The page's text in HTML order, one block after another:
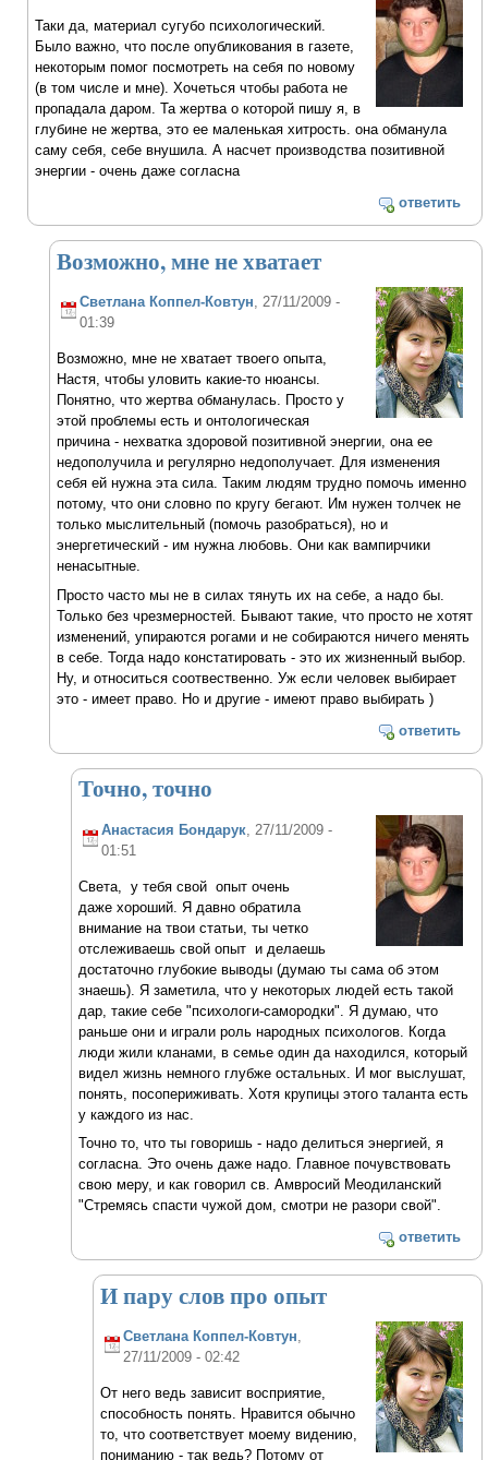
Таки да, материал сугубо психологический.
Было важно, что после опубликования в газете,
некоторым помог посмотреть на себя по новому
(в том числе и мне). Хочеться чтобы работа не
пропадала даром. Та жертва о которой пишу я, в
глубине не жертва, это ее маленькая хитрость. она обманула
саму себя, себе внушила. А насчет производства позитивной
энергии - очень даже согласна
ответить
Возможно, мне не хватает
Светлана Коппел-Ковтун, 27/11/2009 -
01:39
Возможно, мне не хватает твоего опыта,
Настя, чтобы уловить какие-то нюансы.
Понятно, что жертва обманулась. Просто у
этой проблемы есть и онтологическая
причина - нехватка здоровой позитивной энергии, она ее
недополучила и регулярно недополучает. Для изменения
себя ей нужна эта сила. Таким людям трудно помочь именно
потому, что они словно по кругу бегают. Им нужен толчек не
только мыслительный (помочь разобраться), но и
энергетический - им нужна любовь. Они как вампирчики
ненасытные.
Просто часто мы не в силах тянуть их на себе, а надо бы.
Только без чрезмерностей. Бывают такие, что просто не хотят
изменений, упираются рогами и не собираются ничего менять
в себе. Тогда надо констатировать - это их жизненный выбор.
Ну, и относиться соотвественно. Уж если человек выбирает
это - имеет право. Но и другие - имеют право выбирать )
ответить
Точно, точно
Анастасия Бондарук , 27/11/2009 -
01:51
Света, у тебя свой опыт очень
даже хороший. Я давно обратила
внимание на твои статьи, ты четко
отслеживаешь свой опыт и делаешь
достаточно глубокие выводы (думаю ты сама об этом
знаешь). Я заметила, что у некоторых людей есть такой
дар, такие себе "психологи-самородки". Я думаю, что
раньше они и играли роль народных психологов. Когда
люди жили кланами, в семье один да находился, который
видел жизнь немного глубже остальных. И мог выслушат,
понять, посопериживать. Хотя крупицы этого таланта есть
у каждого из нас.
Точно то, что ты говоришь - надо делиться энергией, я
согласна. Это очень даже надо. Главное почувствовать
свою меру, и как говорил св. Амвросий Меодиланский
"Стремясь спасти чужой дом, смотри не разори свой".
ответить
И пару слов про опыт
Светлана Коппел-Ковтун,
27/11/2009 - 02:42
От него ведь зависит восприятие,
способность понять. Нравится обычно
то, что соответствует моему видению,
пониманию - так ведь? Потому от